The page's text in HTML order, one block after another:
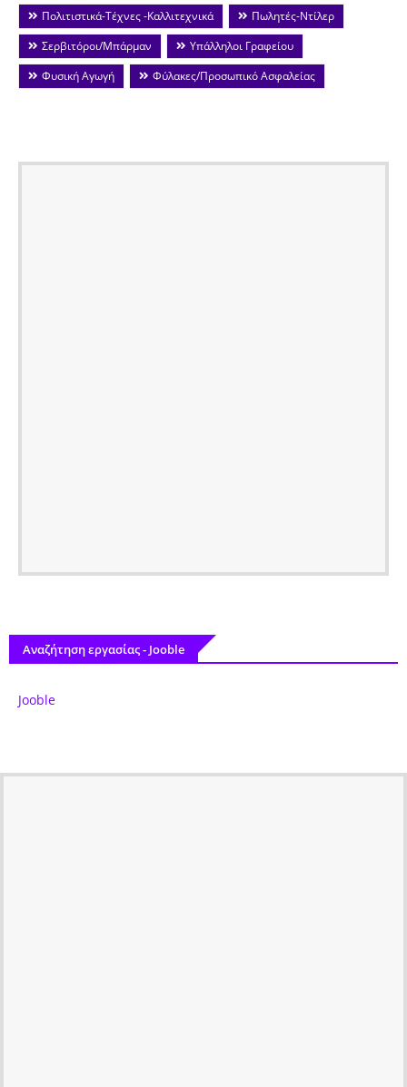
Πολιτιστικά-Τέχνες -Καλλιτεχνικά
Πωλητές-Ντίλερ
Σερβιτόροι/Μπάρμαν
Υπάλληλοι Γραφείου
Φυσική Αγωγή
Φύλακες/Προσωπικό Ασφαλείας
Αναζήτηση εργασίας - Jooble
Jooble